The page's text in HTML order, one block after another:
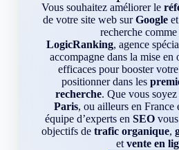
Vous souhaitez améliorer le
de votre site web surGoogle
recherche comme
LogicRanking, agence
accompagne dans la mise en
efficaces pour booster
positionner dans les
recherche. Que vous soyez
Paris, ou ailleurs en France
équipe d’experts en SEOvous
objectifs detrafic organique,
etvente en